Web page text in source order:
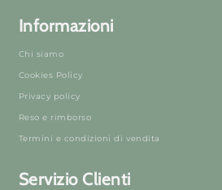
Informazioni
Chi siamo
Cookies Policy
Privacy policy
Reso e rimborso
Termini e condizioni di vendita
Servizio Clienti